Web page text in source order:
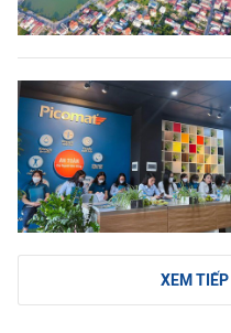
XEM